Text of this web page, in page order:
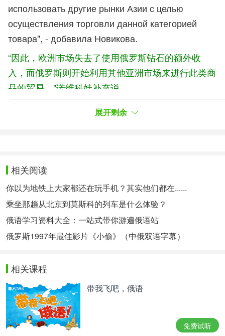
использовать другие рынки Азии с целью
осуществления торговли данной категорией
товара", - добавила Новикова.
“因此，欧洲市场失去了使用俄罗斯钻石的额外收
入，而俄罗斯则开始利用其他亚洲市场来进行此类商
品的贸易。"诺维科娃补充说。
41,7 миллиона долларов, а третье - Бельгия с
8,2 миллионами. Также у Поднебесной покупали
алмазы Израиль (1,5 миллиона долларов), ОАЭ
(1,03 миллиона), США (454 тысячи), Франция
(360 тысяч) и Индия (201 тысяча). При этом по
бриллиантов у КНР.
2024年8月，俄罗斯成为中国钻石的第二大买
国香港地区以4170万美元位居第一，比利时以820万
美元位居第三。以色列（150万美元）、阿联酋
展开剩余
相关阅读
你以为地铁上大家都还在玩手机？其实他们都在......
乘坐那趟从北京到莫斯科的列车是什么体验？
俄语学习资料大全：一站式带你游遍俄语站
俄罗斯1997年最佳影片《小偷》（中俄双语字幕）
相关课程
带我飞吧，俄语
免费试听